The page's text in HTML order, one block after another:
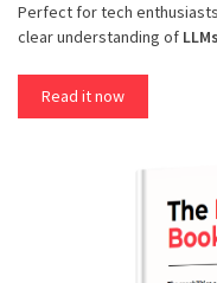
Perfect for tech
clear understanding of
Read it now